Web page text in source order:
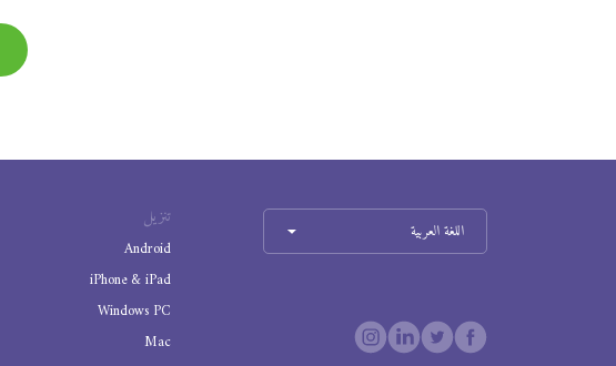
تنزيل
Android
iPhone & iPad
Windows PC
Mac
اللغة العربية